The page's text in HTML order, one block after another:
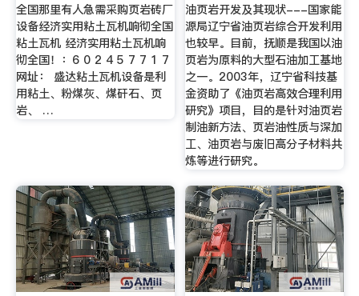
全国那里有人急需采购页岩砖厂
设备经济实用粘土瓦机响彻全国
粘土瓦机 经济实用粘土瓦机响
彻全国！：6 0 2 4 5 7 7 1 7
网址： 盛达粘土瓦机设备是利
用粘土、粉煤灰、煤矸石、页
岩、 …
油页岩开发及其现状---国家能
源局辽宁省油页岩综合开发利用
也较早。目前，抚顺是我国以油
页岩为原料的大型石油加工基地
之一。2003年，辽宁省科技基
金资助了《油页岩高效合理利用
研究》项目，目的是针对油页岩
制油新方法、页岩油性质与深加
工、油页岩与废旧高分子材料共
炼等进行研究。